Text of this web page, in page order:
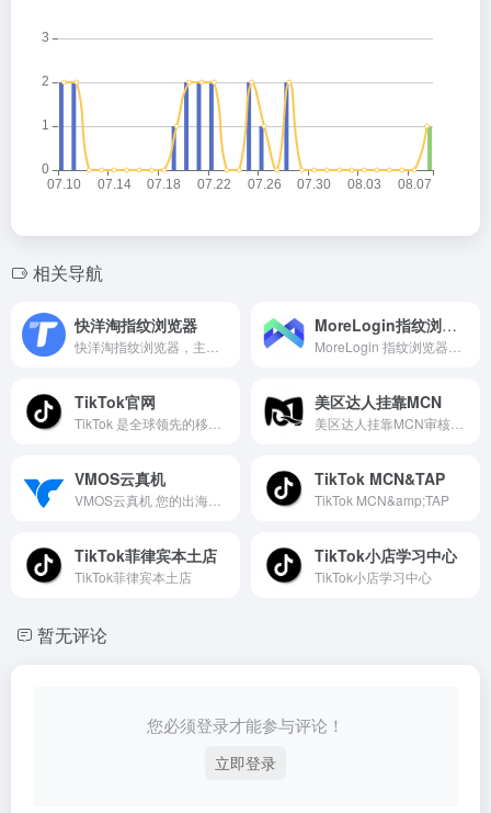
相关导航
快洋淘指纹浏览器 MoreLogin指纹浏览器
TikTok官网 美区达人挂靠MCN
VMOS云真机 TikTok MCN&TAP
TikTok MCN&amp;TAP
TikTok菲律宾本土店
TikTok菲律宾本土店
TikTok小店学习中心
TikTok小店学习中心
暂无评论
您必须登录才能参与评论！
立即登录